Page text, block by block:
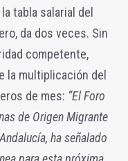
tabla salarial del
da dos veces. Sin
competente,
la multiplicación del
de mes: “El Foro
de Origen Migrante
ha señalado